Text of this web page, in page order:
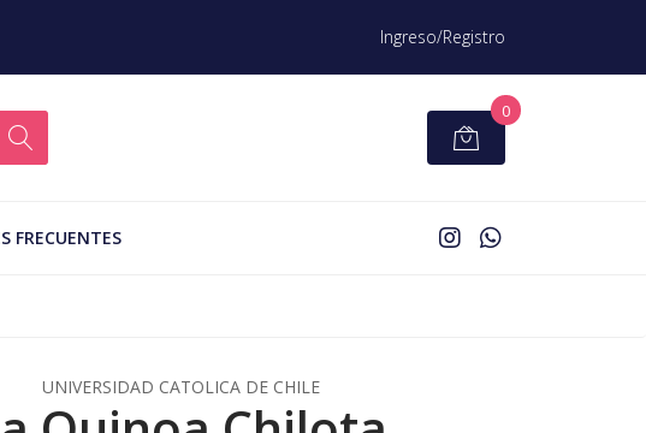
Ingreso/Registro
0
FRECUENTES
UNIVERSIDAD CATOLICA DE CHILE